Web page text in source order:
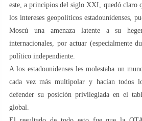
este, a principios del siglo XXI, quedó claro
los intereses geopolíticos estadounidenses,
Moscú una amenaza latente a su
internacionales, por actuar (especialmente
político independiente.
A los estadounidenses les molestaba un
cada vez más multipolar y hacían todos
defender su posición privilegiada en el
global.